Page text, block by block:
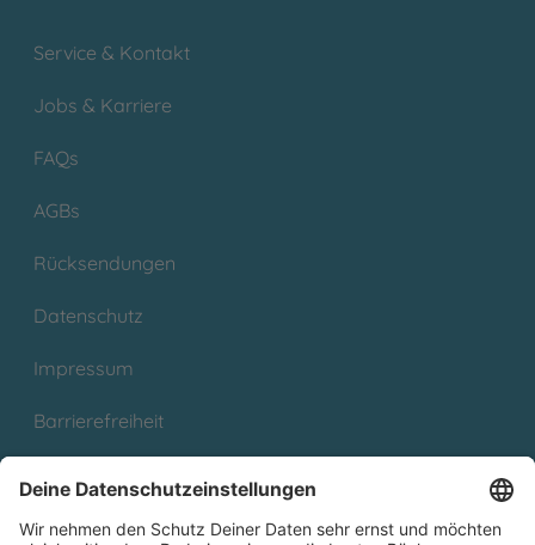
Service & Kontakt
Jobs & Karriere
FAQs
AGBs
Rücksendungen
Datenschutz
Impressum
Barrierefreiheit
Partnerprogramm (Affiliate)